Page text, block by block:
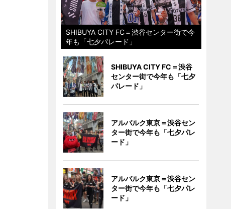
SHIBUYA CITY FC＝渋谷センター街で今
年も「七夕パレード」
SHIBUYA CITY FC＝渋谷
センター街で今年も「七夕
パレード」
アルバルク東京＝渋谷セン
ター街で今年も「七夕パレ
ード」
アルバルク東京＝渋谷セン
ター街で今年も「七夕パレ
ード」